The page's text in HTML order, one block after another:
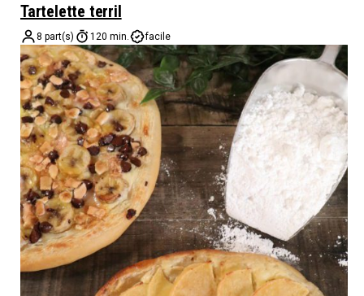
Tartelette terril
8 part(s) 120 min. facile